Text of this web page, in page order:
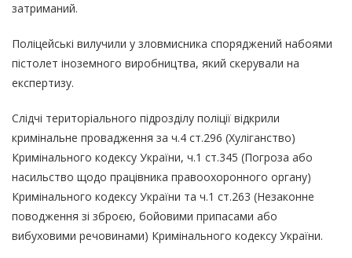
затриманий.
Поліцейські вилучили у зловмисника споряджений набоями
пістолет іноземного виробництва, який скерували на
експертизу.
Слідчі територіального підрозділу поліції відкрили
кримінальне провадження за ч.4 ст.296 (Хуліганство)
Кримінального кодексу України, ч.1 ст.345 (Погроза або
насильство щодо працівника правоохоронного органу)
Кримінального кодексу України та ч.1 ст.263 (Незаконне
поводження зі зброєю, бойовими припасами або
вибуховими речовинами) Кримінального кодексу України.